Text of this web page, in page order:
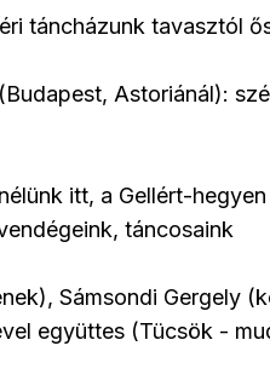
táncházunk tavasztól
Astoriánál):
itt, a Gellért-
táncosaink
Sámsondi Gergely
együttes (Tücsök -